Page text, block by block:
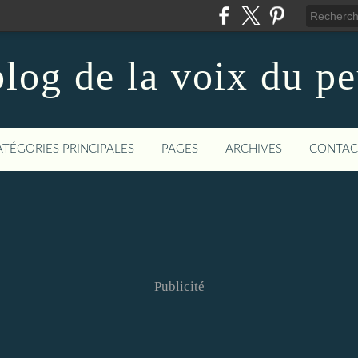
de la voix du
PRINCIPALES PAGES ARCHIVES
Publicité